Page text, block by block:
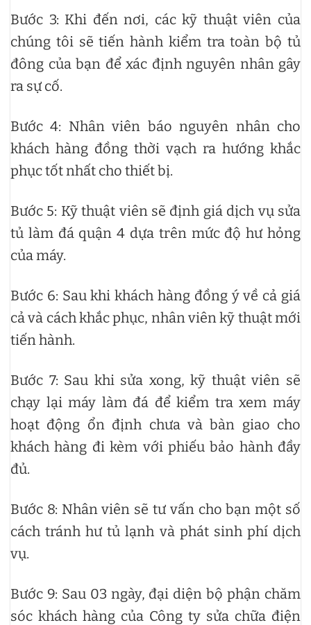
Bước 3: Khi đến nơi, các kỹ thuật viên của
chúng tôi sẽ tiến hành kiểm tra toàn bộ tủ
đông của bạn để xác định nguyên nhân gây
ra sự cố.
Bước 4: Nhân viên báo nguyên nhân cho
khách hàng đồng thời vạch ra hướng khắc
phục tốt nhất cho thiết bị.
Bước 5: Kỹ thuật viên sẽ định giá dịch vụ sửa
tủ làm đá quận 4 dựa trên mức độ hư hỏng
của máy.
Bước 6: Sau khi khách hàng đồng ý về cả giá
cả và cách khắc phục, nhân viên kỹ thuật mới
tiến hành.
Bước 7: Sau khi sửa xong, kỹ thuật viên sẽ
chạy lại máy làm đá để kiểm tra xem máy
hoạt động ổn định chưa và bàn giao cho
khách hàng đi kèm với phiếu bảo hành đầy
đủ.
Bước 8: Nhân viên sẽ tư vấn cho bạn một số
cách tránh hư tủ lạnh và phát sinh phí dịch
vụ.
Bước 9: Sau 03 ngày, đại diện bộ phận chăm
sóc khách hàng của Công ty sửa chữa điện